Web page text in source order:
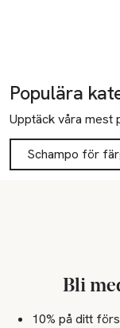
Populära
Upptäck våra mest
Schampo för
Bli
10% på ditt